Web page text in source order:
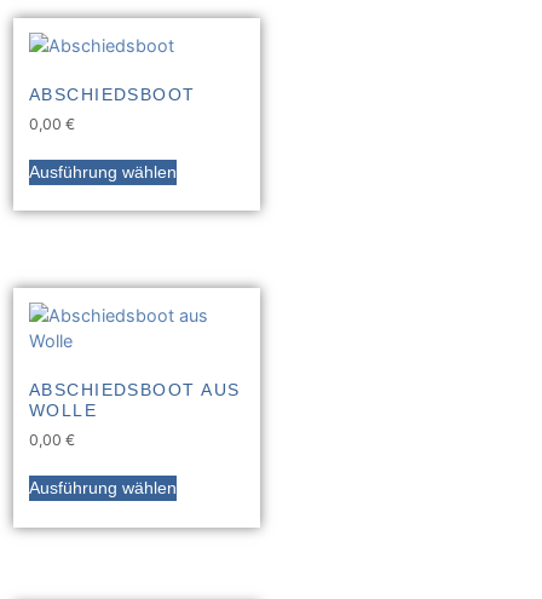
ABSCHIEDSBOOT
0,00 €
Ausführung wählen
ABSCHIEDSBOOT AUS
WOLLE
0,00 €
Ausführung wählen